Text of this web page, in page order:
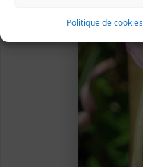
Politique de cookies